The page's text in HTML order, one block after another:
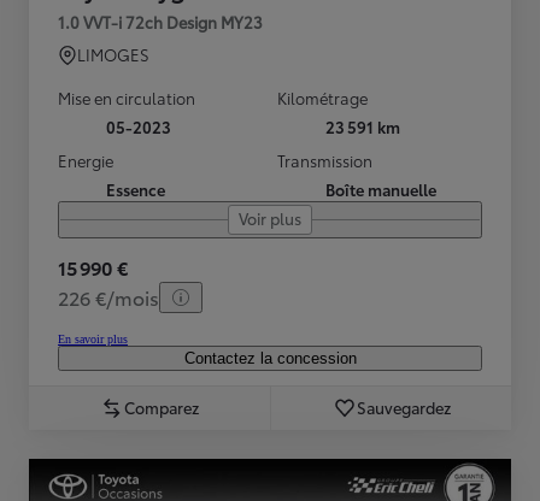
1.0 VVT-i 72ch Design MY23
LIMOGES
Mise en circulation
05-2023
Kilométrage
23 591 km
Energie
Essence
Transmission
Boîte manuelle
Voir plus
15 990 €
226 €/mois
En savoir plus
Contactez la concession
Comparez Sauvegardez